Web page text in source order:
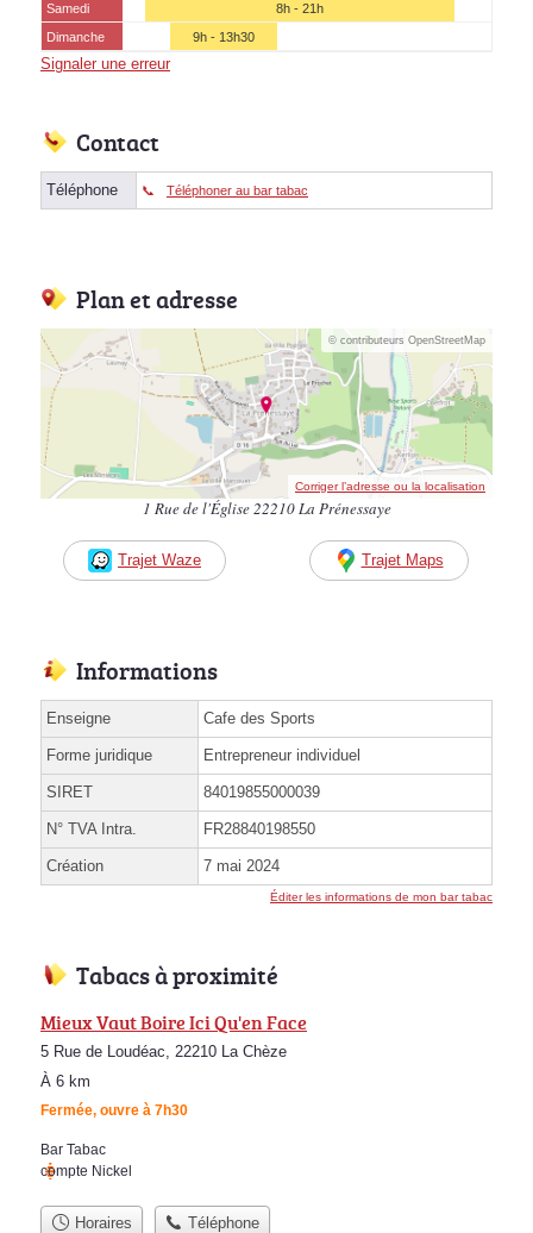
Samedi
8h - 21h
Dimanche
9h - 13h30
Signaler une erreur
Contact
Téléphone Téléphoner au bar tabac
Plan et adresse
© contributeurs OpenStreetMap
Corriger l’adresse ou la localisation
1 Rue de l'Église 22210 La Prénessaye
Trajet Waze Trajet Maps
Informations
Enseigne Cafe des Sports
Forme juridique Entrepreneur individuel
SIRET 84019855000039
N° TVA Intra. FR28840198550
Création 7 mai 2024
Éditer les informations de mon bar tabac
Tabacs à proximité
Mieux Vaut Boire Ici Qu'en Face
5 Rue de Loudéac, 22210 La Chèze
À 6 km
Fermée, ouvre à 7h30
Bar Tabac
compte Nickel
Horaires Téléphone